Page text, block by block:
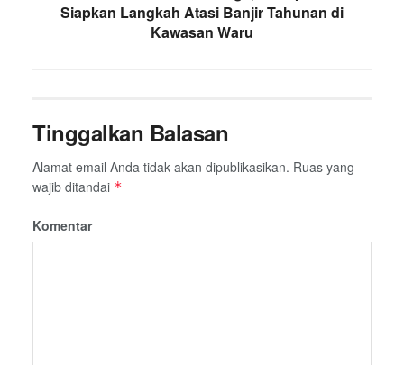
Siapkan Langkah Atasi Banjir Tahunan di
Kawasan Waru
Tinggalkan Balasan
Alamat email Anda tidak akan dipublikasikan. Ruas yang
wajib ditandai *
Komentar